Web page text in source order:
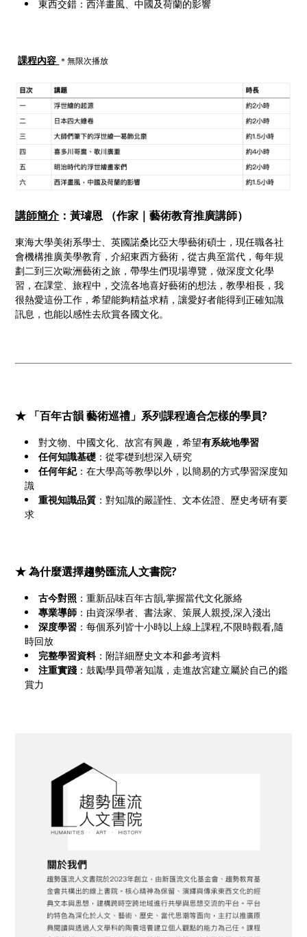
東西交錯：西洋畫風、中國及荷蘭的影響
課程內容 ＊無限次播放
講師簡介：黃璿恩 （作家｜藝術教育推廣講師）
東海大學美術系學士、英國諾桑比亞大學藝術碩士，現任職各社
會機構推廣美學教育，介紹東西方藝術，從古典至當代，每年規
劃二到三次歐洲藝術之旅，帶學生們現場導覽，做深度文化學
習，在課堂、旅程中，交流各地喜好藝術的想法，教學相長，我
很熱愛這份工作，希望能夠精益求精，讓愛好者能得到正確知識
訊息，也能以感性去欣賞各國文化。
★ 「百年古韻 藝術巡禮」系列課程適合怎樣的學員?
對文物、中國文化、故宮有興趣，希望有系統地學習
任何知識基礎 ：從零礎到想深入研究
任何年紀：在大學高等教學以外，以簡易的方式學習深度知
識
重視知識品質 ：對知識的嚴謹性、文本佐證、歷史考研有要
求
★ 為什麼選擇趨勢匯流人文書院?
古今對照 ：重新品味百年古韻,掌握當代文化脈絡
專業導師 ：由資深學者、書法家、策展人親授,深入淺出
深度學習 ：每個系列皆十小時以上線上課程,不限時觀看,隨
時回放
完整學習資料：附詳細歷史文本和參考資料
注重實踐 ：鼓勵學員帶著知識，走進故宮建立屬於自己的鑑
賞力